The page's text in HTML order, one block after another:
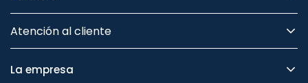
Atención al cliente
La empresa